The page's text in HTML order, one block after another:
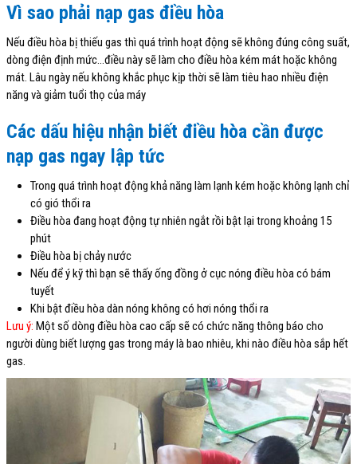
Vì sao phải nạp gas điều hòa
Nếu điều hòa bị thiếu gas thì quá trình hoạt động sẽ không đúng công suất,
dòng điện định mức…điều này sẽ làm cho điều hòa kém mát hoặc không
mát. Lâu ngày nếu không khắc phục kịp thời sẽ làm tiêu hao nhiều điện
năng và giảm tuổi thọ của máy
Các dấu hiệu nhận biết điều hòa cần được
nạp gas ngay lập tức
Trong quá trình hoạt động khả năng làm lạnh kém hoặc không lạnh chỉ
có gió thổi ra
Điều hòa đang hoạt động tự nhiên ngắt rồi bật lại trong khoảng 15
phút
Điều hòa bị chảy nước
Nếu để ý kỹ thì bạn sẽ thấy ống đồng ở cục nóng điều hòa có bám
tuyết
Khi bật điều hòa dàn nóng không có hơi nóng thổi ra
Lưu ý: Một số dòng điều hòa cao cấp sẽ có chức năng thông báo cho
người dùng biết lượng gas trong máy là bao nhiêu, khi nào điều hòa sắp hết
gas.